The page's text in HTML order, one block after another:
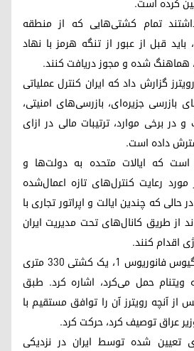
تمام کشتی‌هایی که از منطقه
قبل از عبور از تنگه هرمز با نهاد
هماهنگ شده و مجوز دریافت کنند.
گزارش داد که ایران کنترل عملیاتی
جزیره‌ای، بازرسی‌های امنیتی،
در برخی موارد، ترتیبات مالی در ازای
داده است.
است که ایالات متحده به دولت‌ها و
رعایت کنترل‌های تازه اعمال‌شده
حالی که چندین ایالت و اپراتور تجاری با
از طریق کانال‌های تحت مدیریت ایران
اقدام کنند.
رویترز به مورد نفتکش آگیوس فانوریوس ۱، یک کشتی ۳۳۰ متری
ویتنام حمل می‌کرد، اشاره کرد. طبق
آنچه رویترز آن را توافق مستقیم با
عراق توصیف کرد، حرکت کرد.
تعیین شده توسط ایران در نزدیکی